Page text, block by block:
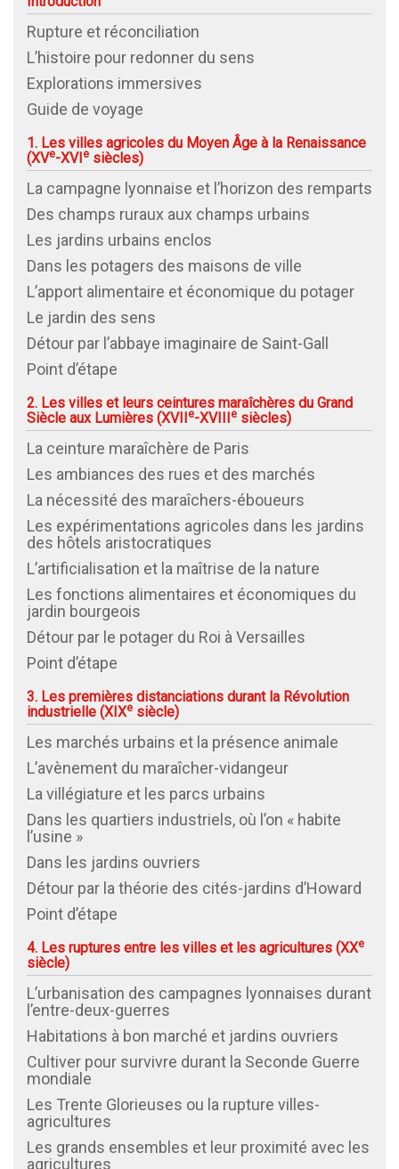
Rupture et réconciliation
L’histoire pour redonner du sens
Explorations immersives
Guide de voyage
1. Les villes agricoles du Moyen Âge à la Renaissance
(XVe-XVIe siècles)
La campagne lyonnaise et l’horizon des remparts
Des champs ruraux aux champs urbains
Les jardins urbains enclos
Dans les potagers des maisons de ville
L’apport alimentaire et économique du potager
Le jardin des sens
Détour par l’abbaye imaginaire de Saint-Gall
Point d’étape
2. Les villes et leurs ceintures maraîchères du Grand
Siècle aux Lumières (XVIIe-XVIIIe siècles)
La ceinture maraîchère de Paris
Les ambiances des rues et des marchés
La nécessité des maraîchers-éboueurs
Les expérimentations agricoles dans les jardins
des hôtels aristocratiques
L’artificialisation et la maîtrise de la nature
Les fonctions alimentaires et économiques du
jardin bourgeois
Détour par le potager du Roi à Versailles
Point d’étape
3. Les premières distanciations durant la Révolution
industrielle (XIXe siècle)
Les marchés urbains et la présence animale
L’avènement du maraîcher-vidangeur
La villégiature et les parcs urbains
Dans les quartiers industriels, où l’on « habite
l’usine »
Dans les jardins ouvriers
Détour par la théorie des cités-jardins d’Howard
Point d’étape
4. Les ruptures entre les villes et les agricultures (XXe
siècle)
L’urbanisation des campagnes lyonnaises durant
l’entre-deux-guerres
Habitations à bon marché et jardins ouvriers
Cultiver pour survivre durant la Seconde Guerre
mondiale
Les Trente Glorieuses ou la rupture villes-
agricultures
Les grands ensembles et leur proximité avec les
agricultures